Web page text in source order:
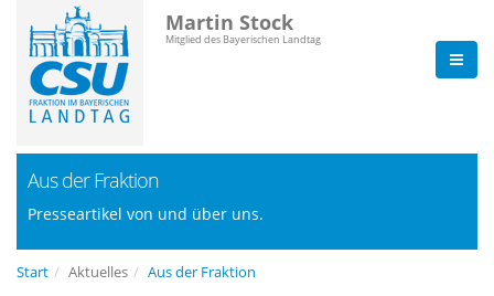
Martin Stock
Mitglied des Bayerischen Landtag
Aus der Fraktion
Presseartikel von und über uns.
Start Aktuelles Aus der Fraktion